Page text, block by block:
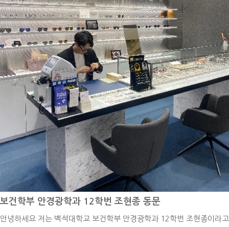
u knew you couldn't fail 이라는 문장을 발견했었습니다. 여러분께서
는 만약 실패하지 않을 걸 알았다면 얼마나 큰 꿈을 꿨을까요? 앞으로 여
러분이 하시는 일들이 잘 될지 안 될지 아무도 모릅니다. 하지만 시작도
하지 않으신다면 될 일이 없겠죠. 모두가 안 될 거라는 꿈을 꾸시는 것도
좋습니다. The greatest pleasure in life is doing what people say y
ou cannot do.(Walter Bagehot) 라는 제 좌우명처럼 사람들이 안 될
거라고 하는 일을 해냈을 때 삶에서 가장 큰 기쁨을 얻을 수 있을 거니까
요. 가능성이 0.1%라도 있다면 도전하세요. 어떠한 꿈을 꾸시던 항상 응
원하겠습니다.
회, 전공진로설명회 등 다양한 행사들을 진행했습니다. 저는 본인이 얻고
자 하고, 성장하고자 하면 그 분야의 중심에 있어야 한다고 생각했기 때
문에 다음 해에는 스포츠과학부 학생회장으로 활동했습니다. 그동안 그
누구보다 전공과 학부에 대해 진심이었고 가까이에 있으면서 미래에 대
한 확신과 방향성을 확인하고 배움에 대한 갈증이 생겨 한 단계 성장할
수 있었습니다. 당신은 겉보기에 노력하고 있을 뿐 이라는 책에 우회했다
고 느껴진 그 길이 최단 직선거리는 아니었을지라도 가장 아름다운 곡선
이다. 라는 구절이 제 심금을 울렸습니다. 저는 경험을 최우선으로 중요
시합니다. 물론 책이나 간접적인 경험을 통해서 배울 수도 있지만 직접
경험하는 것과는 천지차이라고 생각합니다. 혹자는 저의 소중한 경험을
시간 낭비라고 말합니다. 하지만 저는 학생회장이라는 경험이 자격증 취
득을 위한 시간보다 훨씬 더 소중하게 느껴졌습니다. 왜냐하면 물론 취업
이나 전공 지식을 습득하는 데 있어서 다소 느릴 수 있지만, 대학생 신분
아닌 목표를 향해 함께 나아가는 사회 초년생으로서, 동료로서 이야기하
문, 수시 정시 면접 도우미, 입학식 및 졸업식 등 의전 활동들을 달마다
했지만, 그중에서도 입시박람회와 교내외 사진 촬영이 가장 인상 깊었습
니다. 전국 대학들이 모이는 입시박람회에서 모교를 대표하여서 참여하
는 만큼 더 성실하고 열심히 해야겠다는 사명감을 가질 수 있었고, 교내
사진 및 영상 촬영을 통해 모교 메인 홈페이지와 SNS에 실린 제 모습을
보며 항상 모교의 얼굴이라 생각하고 학교 구성원으로서의 책임감과 겸
손함을 느낄 수 있었습니다. 그 결과 조직 내외에서 긍정적인 반응을 얻
게 되었으며, 열심히 활동한 보람이 생겨 성취감까지 얻을 수 있었습니
다. 홍보대사를 하는 동안 모교를 대중에게 소개하고 긍정적인 이미지를
확산시킬 수 있어 뿌듯한 경험을 할 수 있었습니다. 이러한 경험들이 쌓
이고 쌓여서 나날이 성장하게 되었고, 저에겐 잊지 못할 추억으로 남을
수 있었습니다.저는 대학 생활을 하는 후배들에게 가장 중요하게 생각하
고 강조하고 싶은 부분은 마음가짐과 태도입니다. 저는 전공 수업이든 교
양 수업이든 강의를 듣는 그 순간만큼은 하나라도 더 배워야겠다는 마음
가짐과 태도를 가지며 임해 왔습니다. 수업 중 나에게 도움이 되는 부분
보건학부 안경광학과 12학번 조현종 동문
안녕하세요 저는 백석대학교 보건학부 안경광학과 12학번 조현종이라고